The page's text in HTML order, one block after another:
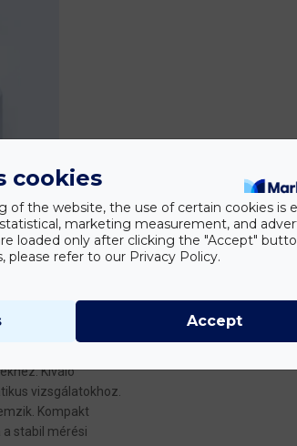
olvasó
Kiváló
vizsgálatokhoz.
Kompakt
stabil mérési
cookies
of the website, the use of certain cookies is
marketing measurement, and
loaded only after clicking the "Accept"
refer to our Privacy Policy.
Accept